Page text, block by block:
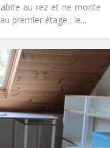
au rez et ne monte
premier étage ; le...
Informatie
Huur:
500 €
Kosten:
50 €
Duur:
10 maanden
Domiciliëring:
Nee
Inrichting